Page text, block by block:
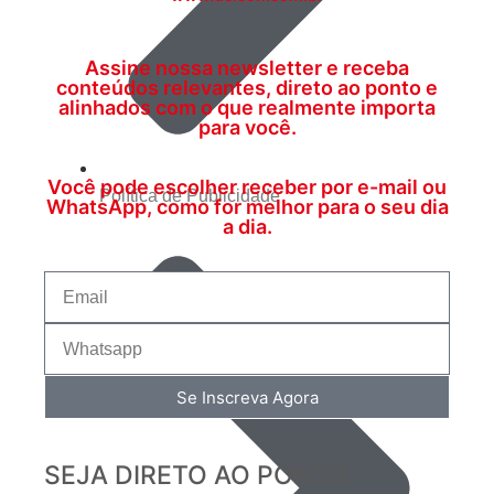
Política de Publicidade
Assine nossa newsletter e receba
conteúdos relevantes, direto ao ponto e
alinhados com o que realmente importa
para você.
Você pode escolher receber por e-mail ou
WhatsApp, como for melhor para o seu dia
a dia.
Se Inscreva Agora
SEJA DIRETO AO PONTO